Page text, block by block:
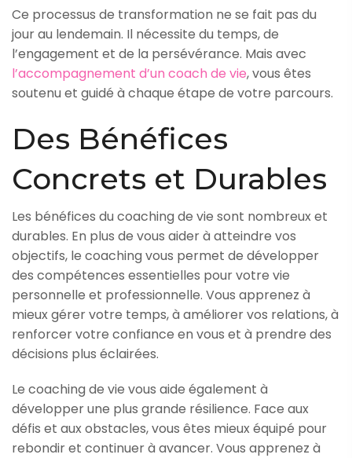
Ce processus de transformation ne se fait pas du
jour au lendemain. Il nécessite du temps, de
l’engagement et de la persévérance. Mais avec
l’accompagnement d’un coach de vie, vous êtes
soutenu et guidé à chaque étape de votre parcours.
Des Bénéfices
Concrets et Durables
Les bénéfices du coaching de vie sont nombreux et
durables. En plus de vous aider à atteindre vos
objectifs, le coaching vous permet de développer
des compétences essentielles pour votre vie
personnelle et professionnelle. Vous apprenez à
mieux gérer votre temps, à améliorer vos relations, à
renforcer votre confiance en vous et à prendre des
décisions plus éclairées.
Le coaching de vie vous aide également à
développer une plus grande résilience. Face aux
défis et aux obstacles, vous êtes mieux équipé pour
rebondir et continuer à avancer. Vous apprenez à